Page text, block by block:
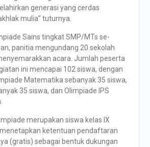
generasi yang cerdas
mulia” tuturnya.
Sains tingkat SMP/MTs se-
panitia mengundang 20 sekolah
acara. Jumlah peserta
ini mencapai 102 siswa, dengan
Matematika sebanyak 35 siswa,
35 siswa, dan Olimpiade IPS
merupakan siswa kelas IX
ketentuan pendaftaran
(gratis) sebagai bentuk dukungan